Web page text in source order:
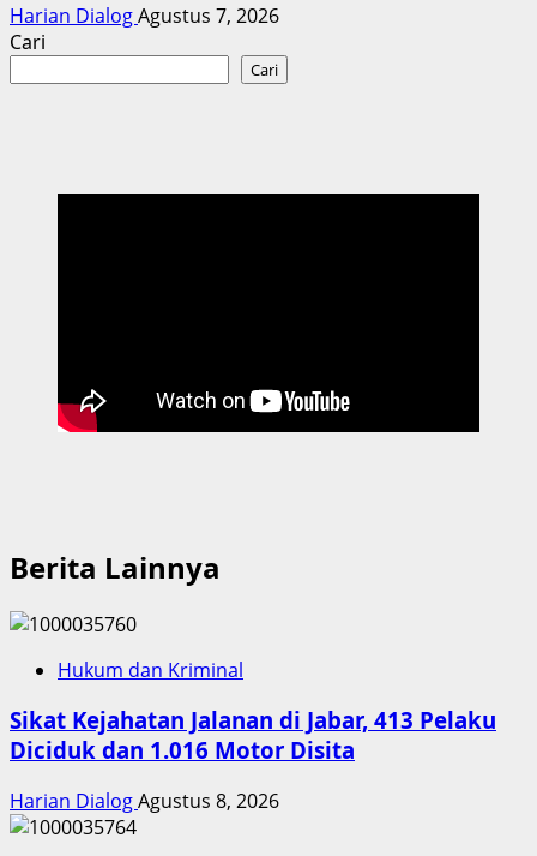
Harian DialogAgustus 7, 2026
Cari
Cari
Berita Lainnya
Hukum dan Kriminal
Sikat Kejahatan Jalanan di Jabar, 413 Pelaku
Diciduk dan 1.016 Motor Disita
Harian DialogAgustus 8, 2026